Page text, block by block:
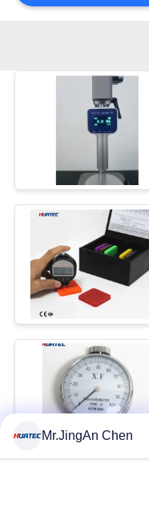
ম্যাপ
PRIVACY
Mr.JingAn Chen